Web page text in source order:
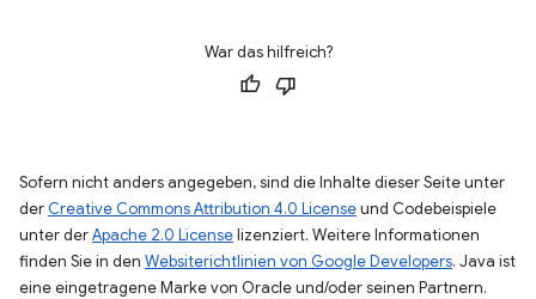
War das hilfreich?
Sofern nicht anders angegeben, sind die Inhalte dieser Seite unter
der Creative Commons Attribution 4.0 Licenseund Codebeispiele
unter derApache 2.0 Licenselizenziert. Weitere Informationen
finden Sie in den Websiterichtlinien von Google Developers. Java ist
eine eingetragene Marke von Oracle und/oder seinen Partnern.